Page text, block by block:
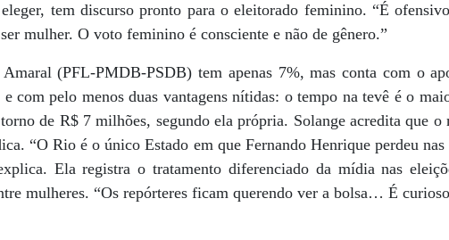
tem discurso pronto para o eleitorado feminino. “É
mulher. O voto feminino é consciente e não de gênero.”
Amaral (PFL-PMDB-PSDB) tem apenas 7%, mas conta com o
com pelo menos duas vantagens nítidas: o tempo na tevê é o
de R$ 7 milhões, segundo ela própria. Solange acredita que o
“O Rio é o único Estado em que Fernando Henrique perdeu
Ela registra o tratamento diferenciado da mídia nas
mulheres. “Os repórteres ficam querendo ver a bolsa… É